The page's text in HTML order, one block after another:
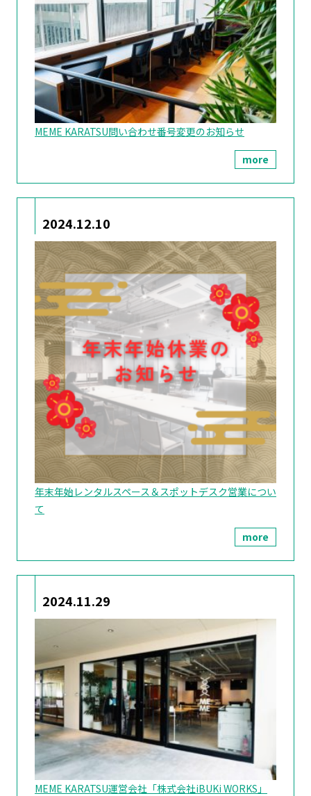
MEME KARATSU問い合わせ番号変更のお知らせ
more
2024.12.10
年末年始レンタルスペース＆スポットデスク営業につい
て
more
2024.11.29
MEME KARATSU運営会社「株式会社iBUKi WORKS」